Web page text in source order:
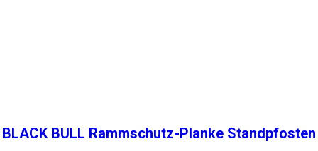
BLACK BULL Rammschutz-Planke Standpfosten